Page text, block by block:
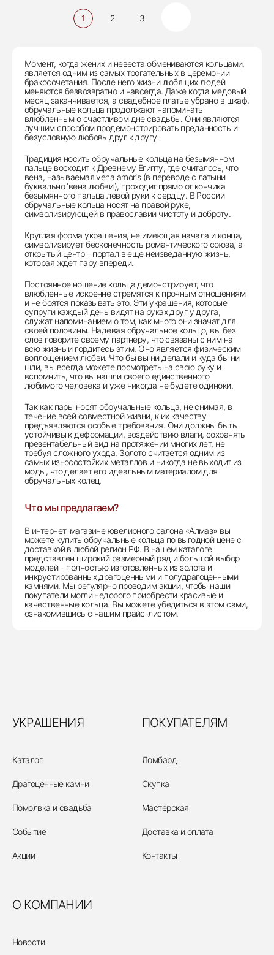
1 2 3
Момент, когда жених и невеста обмениваются кольцами,
является одним из самых трогательных в церемонии
бракосочетания. После него жизни любящих людей
меняются безвозвратно и навсегда. Даже когда медовый
месяц заканчивается, а свадебное платье убрано в шкаф,
обручальные кольца продолжают напоминать
влюбленным о счастливом дне свадьбы. Они являются
лучшим способом продемонстрировать преданность и
безусловную любовь друг к другу.
Традиция носить обручальные кольца на безымянном
пальце восходит к Древнему Египту, где считалось, что
вена, называемая vena amoris (в переводе с латыни
буквально ‘вена любви’), проходит прямо от кончика
безымянного пальца левой руки к сердцу. В России
обручальные кольца носят на правой руке,
символизирующей в православии чистоту и доброту.
Круглая форма украшения, не имеющая начала и конца,
символизирует бесконечность романтического союза, а
открытый центр – портал в еще неизведанную жизнь,
которая ждет пару впереди.
Постоянное ношение кольца демонстрирует, что
влюбленные искренне стремятся к прочным отношениям
и не боятся показывать это. Эти украшения, которые
супруги каждый день видят на руках друг у друга,
служат напоминанием о том, как много они значат для
своей половины. Надевая обручальное кольцо, вы без
слов говорите своему партнеру, что связаны с ним на
всю жизнь и гордитесь этим. Оно является физическим
воплощением любви. Что бы вы ни делали и куда бы ни
шли, вы всегда можете посмотреть на свою руку и
вспомнить, что вы нашли своего единственного
любимого человека и уже никогда не будете одиноки.
Так как пары носят обручальные кольца, не снимая, в
течение всей совместной жизни, к их качеству
предъявляются особые требования. Они должны быть
устойчивы к деформации, воздействию влаги, сохранять
презентабельный вид на протяжении многих лет, не
требуя сложного ухода. Золото считается одним из
самых износостойких металлов и никогда не выходит из
моды, что делает его идеальным материалом для
обручальных колец.
Что мы предлагаем?
В интернет-магазине ювелирного салона «Алмаз» вы
можете купить обручальные кольца по выгодной цене с
доставкой в любой регион РФ. В нашем каталоге
представлен широкий размерный ряд и большой выбор
моделей – полностью изготовленных из золота и
инкрустированных драгоценными и полудрагоценными
камнями. Мы регулярно проводим акции, чтобы наши
покупатели могли недорого приобрести красивые и
качественные кольца. Вы можете убедиться в этом сами,
ознакомившись с нашим прайс-листом.
УКРАШЕНИЯ
Каталог
Драгоценные камни
Помолвка и свадьба
Событие
Акции
ПОКУПАТЕЛЯМ
Ломбард
Скупка
Мастерская
Доставка и оплата
Контакты
О КОМПАНИИ
Новости